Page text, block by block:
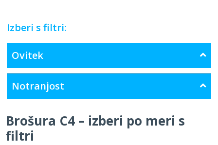
Izberi s filtri:
Ovitek
Notranjost
Brošura C4 – izberi po meri s
filtri